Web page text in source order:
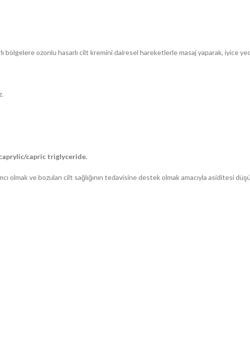
bölgelere ozonlu hasarlı cilt kremini dairesel hareketlerle masaj yaparak, iyice
capric triglyceride.
olmak ve bozulan cilt sağlığının tedavisine destek olmak amacıyla asiditesi